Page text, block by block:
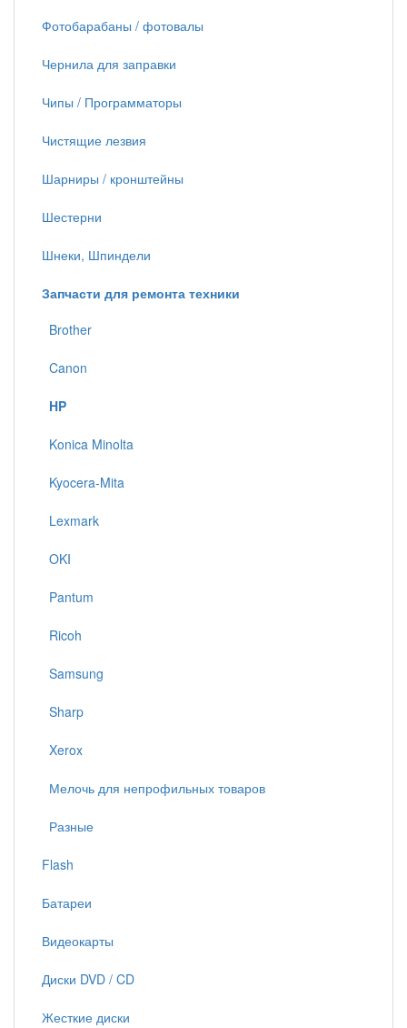
Фотобарабаны / фотовалы
Чернила для заправки
Чипы / Программаторы
Чистящие лезвия
Шарниры / кронштейны
Шестерни
Шнеки, Шпиндели
Запчасти для ремонта техники
Brother
Canon
HP
Konica Minolta
Kyocera-Mita
Lexmark
OKI
Pantum
Ricoh
Samsung
Sharp
Xerox
Мелочь для непрофильных товаров
Разные
Flash
Батареи
Видеокарты
Диски DVD / CD
Жесткие диски